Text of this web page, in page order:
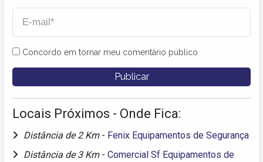
Concordo em tornar meu comentário público
Locais Próximos - Onde Fica:
Distância de 2 Km - Fenix Equipamentos de Segurança
Distância de 3 Km - Comercial Sf Equipamentos de